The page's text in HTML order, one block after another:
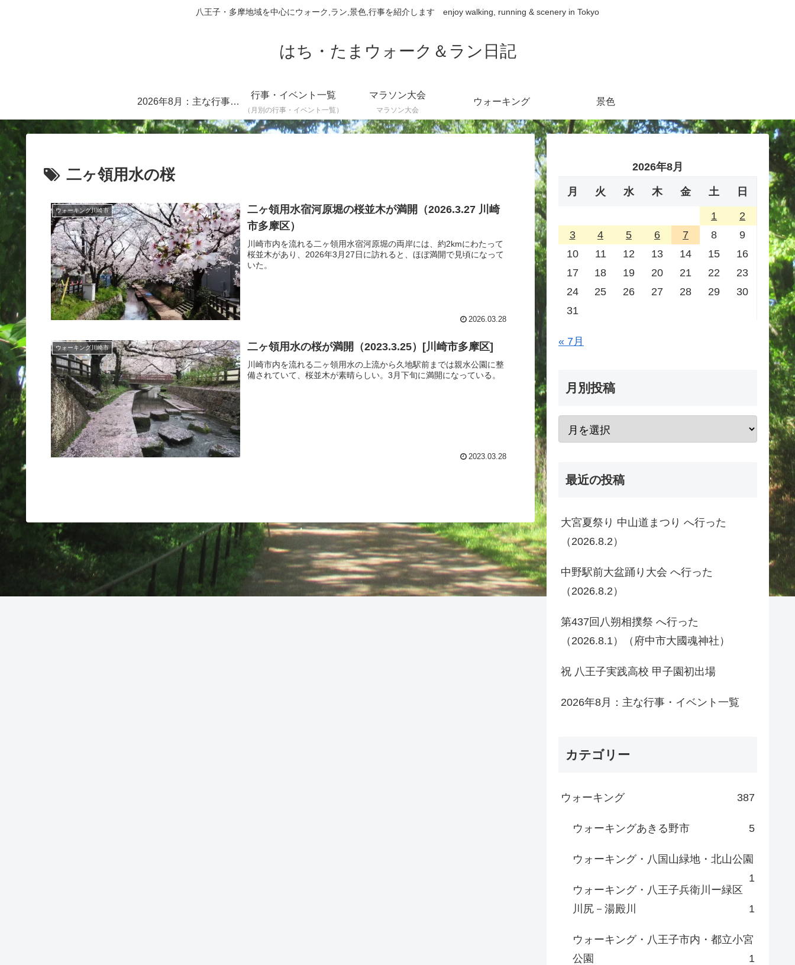
八王子・多摩地域を中心にウォーク,ラン,景色,行事を紹介します enjoy walking, running & scenery in Tokyo
はち・たまウォーク＆ラン日記
2026年8月：主な行事・イベント一覧
行事・イベント一覧
（月別の行事・イベント一覧）
マラソン大会
マラソン大会
ウォーキング 景色
二ヶ領用水の桜
ウォーキング川崎市
二ヶ領用水宿河原堀の桜並木が満開（2026.3.27 川崎
市多摩区）
川崎市内を流れる二ヶ領用水宿河原堀の両岸には、約2kmにわたって
桜並木があり、2026年3月27日に訪れると、ほぼ満開で見頃になって
いた。
2026.03.28
ウォーキング川崎市 二ヶ領用水の桜が満開（2023.3.25）[川崎市多摩区]
川崎市内を流れる二ヶ領用水の上流から久地駅前までは親水公園に整
備されていて、桜並木が素晴らしい。3月下旬に満開になっている。
2023.03.28
2026年8月
月 火 水 木 金 土 日
1
2
3
4 5 6 7 8
9
10
11 12 13 14 15
16
17
18 19 20 21 22
23
24
25 26 27 28 29
30
31
« 7月
月別投稿
最近の投稿
大宮夏祭り 中山道まつり へ行った
（2026.8.2）
中野駅前大盆踊り大会 へ行った
（2026.8.2）
第437回八朔相撲祭 へ行った
（2026.8.1）（府中市大國魂神社）
祝 八王子実践高校 甲子園初出場
2026年8月：主な行事・イベント一覧
カテゴリー
ウォーキング 387
ウォーキングあきる野市 5
ウォーキング・八国山緑地・北山公園
1
ウォーキング・八王子兵衛川ー緑区
川尻－湯殿川
1
ウォーキング・八王子市内・都立小宮
公園
1